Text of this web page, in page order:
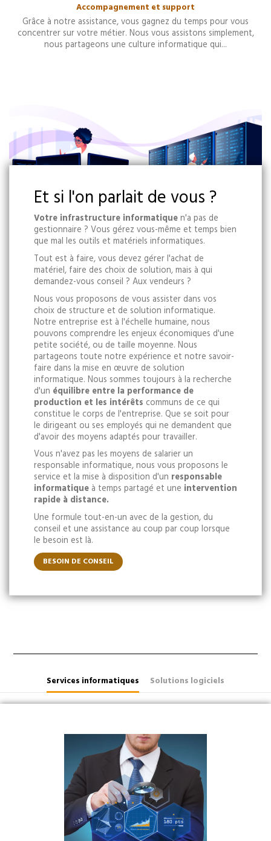
Accompagnement et support
Grâce à notre assistance, vous gagnez du temps pour vous
concentrer sur votre métier. Nous vous assistons simplement,
nous partageons une culture informatique qui...
Et si l'on parlait de vous ?
Votre infrastructure informatiquen'a pas de
gestionnaire ? Vous gérez vous-même et temps bien
que mal les outils et matériels informatiques.
Tout est à faire, vous devez gérer l'achat de
matériel, faire des choix de solution, mais à qui
demandez-vous conseil ? Aux vendeurs ?
Nous vous proposons de vous assister dans vos
choix de structure et de solution informatique.
Notre entreprise est à l'échelle humaine, nous
pouvons comprendre les enjeux économiques d'une
petite société, ou de taille moyenne. Nous
partageons toute notre expérience et notre savoir-
faire dans la mise en œuvre de solution
informatique. Nous sommes toujours à la recherche
d'un équilibre entre la performance de
production et les intérêts communs de ce qui
constitue le corps de l'entreprise. Que se soit pour
le dirigeant ou ses employés qui ne demandent que
d'avoir des moyens adaptés pour travailler.
Vous n'avez pas les moyens de salarier un
responsable informatique, nous vous proposons le
service et la mise à disposition d'un responsable
informatique à temps partagé et une intervention
rapide à distance.
Une formule tout-en-un avec de la gestion, du
conseil et une assistance au coup par coup lorsque
le besoin est là.
BESOIN DE CONSEIL
Services informatiques Solutions logiciels